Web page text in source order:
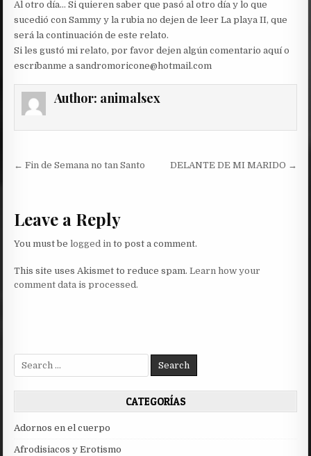
Al otro día… Si quieren saber que pasó al otro día y lo que
sucedió con Sammy y la rubia no dejen de leer La playa II, que
será la continuación de este relato.
Si les gustó mi relato, por favor dejen algún comentario aquí o
escríbanme a sandromoricone@hotmail.com
Author: animalsex
Post
← Fin de Semana no tan Santo DELANTE DE MI MARIDO →
Leave a Reply
You must belogged in to post a comment.
This site uses Akismet to reduce spam.Learn how your
comment data is processed.
Search
for:
CATEGORÍAS
Adornos en el cuerpo
Afrodisiacos y Erotismo